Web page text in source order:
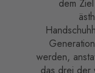
dem
werden,